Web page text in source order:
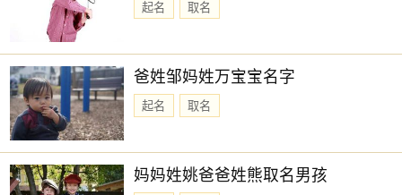
起名 取名
爸姓邹妈姓万宝宝名字
起名 取名
妈妈姓姚爸爸姓熊取名男孩